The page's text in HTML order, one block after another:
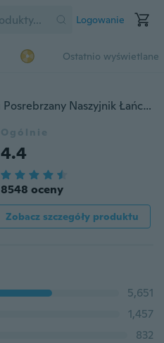
Logowanie
Ostatnio wyświetlane
1 SZTUK Kobiet 925 Sterling Posrebrzany Naszyjnik Łańcuch Ametyst Kryształowe Serce Wisiorek, Prezent, Śliczne
Ogólnie
4.4
8548 oceny
Zobacz szczegóły produktu
5,651
1,457
832